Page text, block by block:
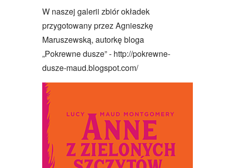
W naszej galerii zbiór okładek
przygotowany przez Agnieszkę
Maruszewską, autorkę bloga
„Pokrewne dusze” - http://pokrewne-
dusze-maud.blogspot.com/